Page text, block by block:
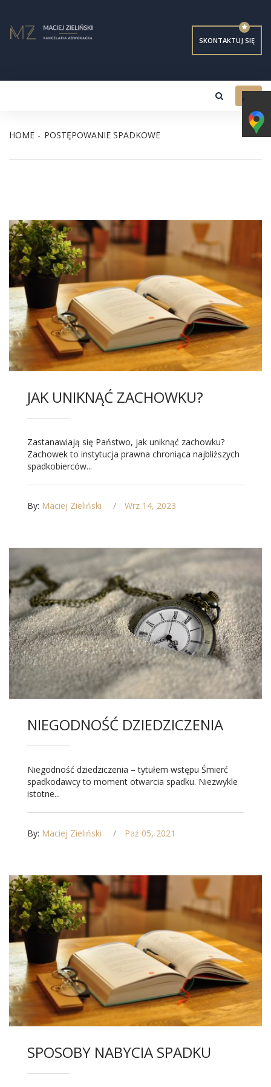
SKONTAKTUJ SIĘ
HOME POSTĘPOWANIE SPADKOWE
JAK UNIKNĄĆ ZACHOWKU?
Zastanawiają się Państwo, jak uniknąć zachowku?
Zachowek to instytucja prawna chroniąca najbliższych
spadkobierców...
By: Maciej Zieliński Wrz 14, 2023
NIEGODNOŚĆ DZIEDZICZENIA
Niegodność dziedziczenia – tytułem wstępu Śmierć
spadkodawcy to moment otwarcia spadku. Niezwykle
istotne...
By: Maciej Zieliński Paź 05, 2021
SPOSOBY NABYCIA SPADKU